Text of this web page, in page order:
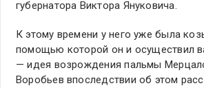
губернатора Виктора Януковича.
К этому времени у него уже была
помощью которой он и осуществил
— идея возрождения пальмы
Воробьев впоследствии об этом